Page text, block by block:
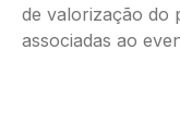
de valorização do
associadas ao